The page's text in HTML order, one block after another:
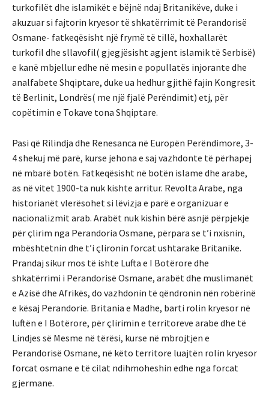
turkofilët dhe islamikët e bëjnë ndaj Britanikëve, duke i
akuzuar si fajtorin kryesor të shkatërrimit të Perandorisë
Osmane- fatkeqësisht një frymë të tillë, hoxhallarët
turkofil dhe sllavofil( gjegjësisht agjent islamik të Serbisë)
e kanë mbjellur edhe në mesin e popullatës injorante dhe
analfabete Shqiptare, duke ua hedhur gjithë fajin Kongresit
të Berlinit, Londrës( me një fjalë Perëndimit) etj, për
copëtimin e Tokave tona Shqiptare.
Pasi që Rilindja dhe Renesanca në Europën Perëndimore, 3-
4 shekuj më parë, kurse jehona e saj vazhdonte të përhapej
në mbarë botën. Fatkeqësisht në botën islame dhe arabe,
as në vitet 1900-ta nuk kishte arritur. Revolta Arabe, nga
historianët vlerësohet si lëvizja e parë e organizuar e
nacionalizmit arab. Arabët nuk kishin bërë asnjë përpjekje
për çlirim nga Perandoria Osmane, përpara se t’i nxisnin,
mbështetnin dhe t’i çlironin forcat ushtarake Britanike.
Prandaj sikur mos të ishte Lufta e I Botërore dhe
shkatërrimi i Perandorisë Osmane, arabët dhe muslimanët
e Azisë dhe Afrikës, do vazhdonin të qëndronin nën robërinë
e kësaj Perandorie. Britania e Madhe, barti rolin kryesor në
luftën e I Botërore, për çlirimin e territoreve arabe dhe të
Lindjes së Mesme në tërësi, kurse në mbrojtjen e
Perandorisë Osmane, në këto territore luajtën rolin kryesor
forcat osmane e të cilat ndihmoheshin edhe nga forcat
gjermane.